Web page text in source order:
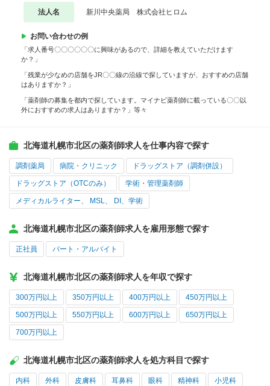
法人名 新川中央薬局 株式会社ヒロム
お問い合わせの例
「求人番号〇〇〇〇〇〇に興味があるので、詳細を教えていただけます
か？」
「残業が少なめの店舗をJR〇〇線の沿線で探していますが、おすすめの店舗
はありますか？」
「薬剤師の募集を都内で探しています。マイナビ薬剤師に載っている〇〇以
外におすすめの求人はありますか？」等々
北海道札幌市北区の薬剤師求人を仕事内容で探す
調剤薬局 病院・クリニック ドラッグストア（調剤併設）
ドラッグストア（OTCのみ） 学術・管理薬剤師
メディカルライター、 MSL、 DI、学術
北海道札幌市北区の薬剤師求人を雇用形態で探す
正社員 パート・アルバイト
北海道札幌市北区の薬剤師求人を年収で探す
300万円以上 350万円以上 400万円以上 450万円以上
500万円以上 550万円以上 600万円以上 650万円以上
700万円以上
北海道札幌市北区の薬剤師求人を処方科目で探す
内科 外科 皮膚科 耳鼻科 眼科 精神科 小児科